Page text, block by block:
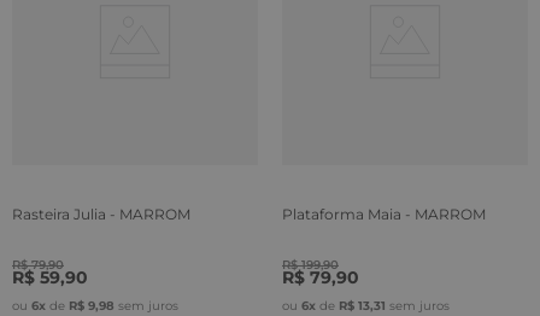
Rasteira Julia - MARROM
R$ 79,90
R$ 59,90
ou 6x de R$ 9,98 sem juros
Plataforma Maia - MARROM
R$ 199,90
R$ 79,90
ou 6x de R$ 13,31 sem juros